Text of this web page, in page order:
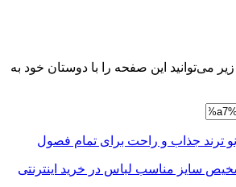
می‌توانید این صفحه را با دوستان خود به
ترند جذاب و راحت برای تمام فصول
سایز مناسب لباس در خرید اینترنتی